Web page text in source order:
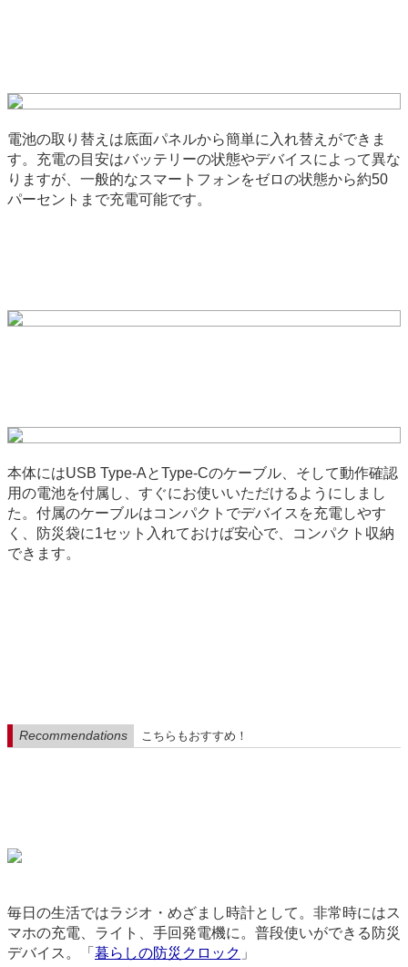
電池の取り替えは底面パネルから簡単に入れ替えができま
す。充電の目安はバッテリーの状態やデバイスによって異な
りますが、一般的なスマートフォンをゼロの状態から約50
パーセントまで充電可能です。
本体にはUSB Type-AとType-Cのケーブル、そして動作確認
用の電池を付属し、すぐにお使いいただけるようにしまし
た。付属のケーブルはコンパクトでデバイスを充電しやす
く、防災袋に1セット入れておけば安心で、コンパクト収納
できます。
Recommendations こちらもおすすめ！
毎日の生活ではラジオ・めざまし時計として。非常時にはス
マホの充電、ライト、手回発電機に。普段使いができる防災
デバイス。「 暮らしの防災クロック 」